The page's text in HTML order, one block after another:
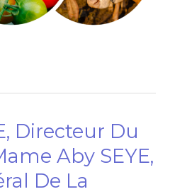
Directeur Du
Aby SEYE,
De La